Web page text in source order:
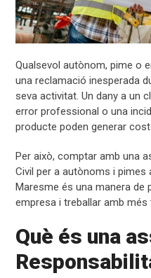
Qualsevol autònom, pime o
una reclamació inesperada
seva activitat. Un dany a un
error professional o una
producte poden generar
Per això, comptar amb una
Civil per a autònoms i pimes
Maresme és una manera de
empresa i treballar amb més
Què és una